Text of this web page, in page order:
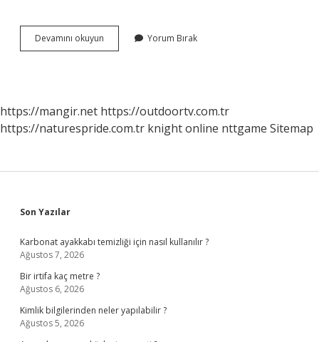
Devamını okuyun
Ise
Yorum Bırak
https://mangir.net https://outdoortv.com.tr
https://naturespride.com.tr knight online nttgame Sitemap
Sidebar
Son Yazılar
Karbonat ayakkabı temizliği için nasıl kullanılır ?
Ağustos 7, 2026
Bir irtifa kaç metre ?
Ağustos 6, 2026
Kimlik bilgilerinden neler yapılabilir ?
Ağustos 5, 2026